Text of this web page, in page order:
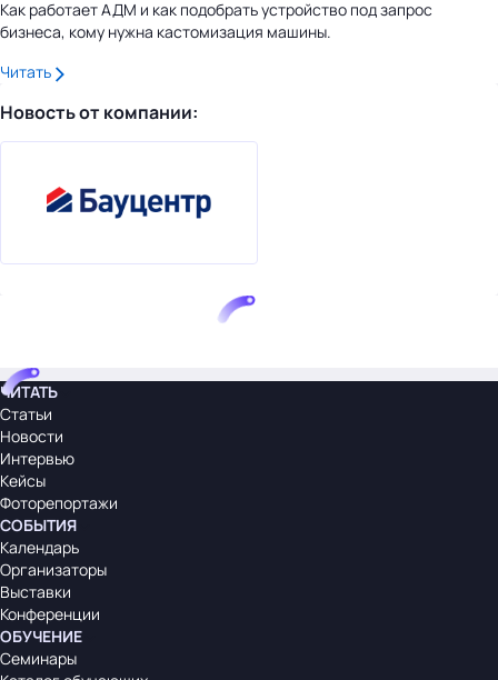
Как работает АДМ и как подобрать устройство под запрос
бизнеса, кому нужна кастомизация машины.
Читать
Новость от компании:
ЧИТАТЬ
Статьи
Новости
Интервью
Кейсы
Фоторепортажи
СОБЫТИЯ
Календарь
Организаторы
Выставки
Конференции
ОБУЧЕНИЕ
Семинары